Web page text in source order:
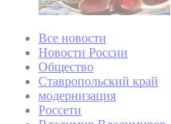
Все новости
Новости России
Общество
Ставропольский край
модернизация
Россети